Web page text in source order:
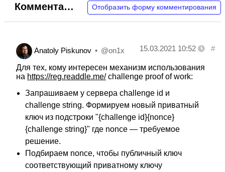
Отобразить форму комментирования
Комментарии
Anatoly Piskunov @on1x #
15.03.2021 10:52
Для тех, кому интересен механизм использования
на https://reg.readdle.me/challenge proof of work:
Запрашиваем у сервера challenge id и
challenge string. Формируем новый приватный
ключ из подстроки "{challenge id}{nonce}
{challenge string}" где nonce — требуемое
решение.
Подбираем nonce, чтобы публичный ключ
соответствующий приватному ключу